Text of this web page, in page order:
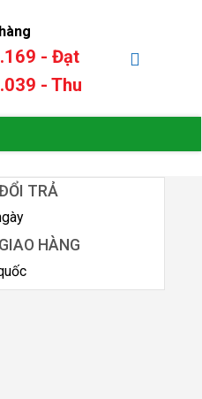
- Đạt
- Thu
TRẢ
HÀNG